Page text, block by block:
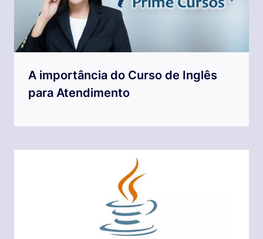
A importância do Curso de Inglês
para Atendimento